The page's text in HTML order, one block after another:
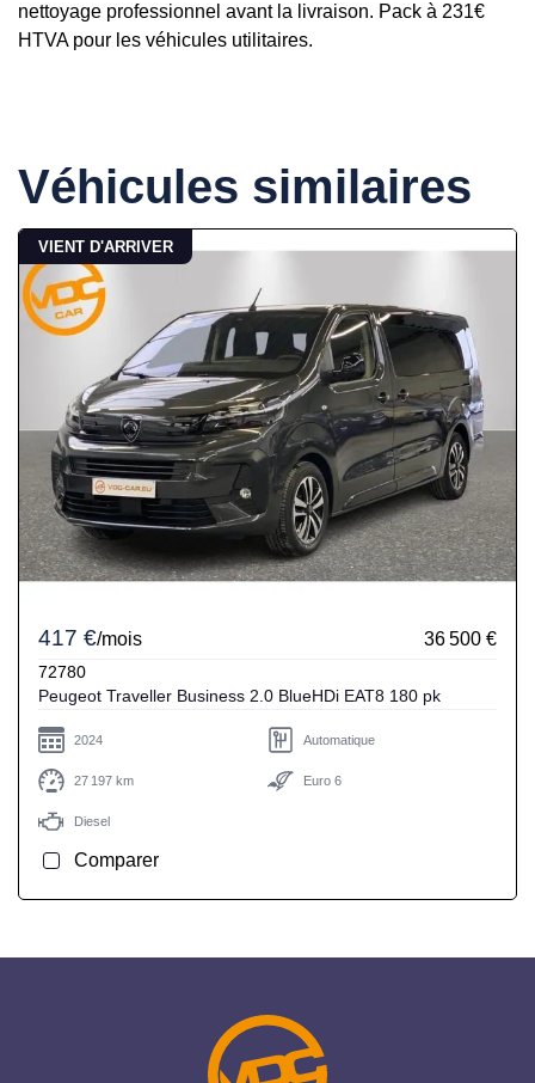
nettoyage professionnel avant la livraison. Pack à 231€
HTVA pour les véhicules utilitaires.
Véhicules similaires
VIENT D'ARRIVER
417 €/mois 36 500 €
72780
Peugeot Traveller Business 2.0 BlueHDi EAT8 180 pk
2024 Automatique
27 197 km Euro 6
Diesel
Comparer